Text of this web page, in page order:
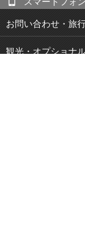
お問い合わせ・旅
観光・オプショナ